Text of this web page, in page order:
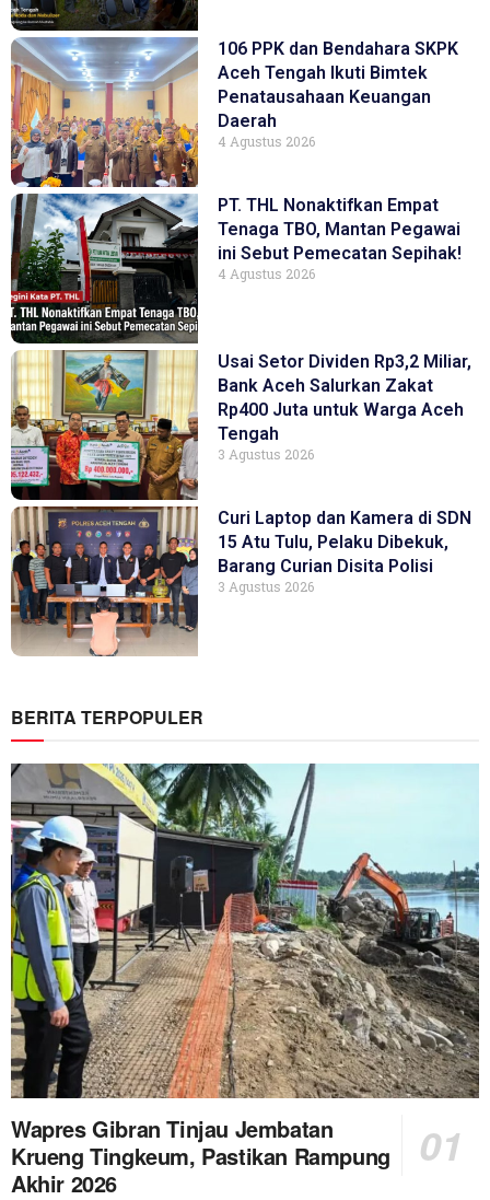
106 PPK dan Bendahara SKPK
Aceh Tengah Ikuti Bimtek
Penatausahaan Keuangan
Daerah
4 Agustus 2026
PT. THL Nonaktifkan Empat
Tenaga TBO, Mantan Pegawai
ini Sebut Pemecatan Sepihak!
4 Agustus 2026
Usai Setor Dividen Rp3,2 Miliar,
Bank Aceh Salurkan Zakat
Rp400 Juta untuk Warga Aceh
Tengah
3 Agustus 2026
Curi Laptop dan Kamera di SDN
15 Atu Tulu, Pelaku Dibekuk,
Barang Curian Disita Polisi
3 Agustus 2026
BERITA TERPOPULER
Wapres Gibran Tinjau Jembatan
Krueng Tingkeum, Pastikan Rampung
Akhir 2026